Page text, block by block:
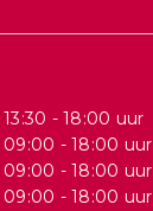
13:30 - 18:00 uur
09:00 - 18:00 uur
09:00 - 18:00 uur
09:00 - 18:00 uur